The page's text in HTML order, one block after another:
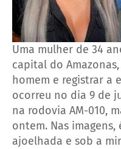
Uma mulher de 34
capital do
homem e registrar a
ocorreu no dia 9 de
na rodovia AM-010,
ontem. Nas
ajoelhada e sob a